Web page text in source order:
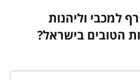
למכבי וליהנות
הטובים בישראל?